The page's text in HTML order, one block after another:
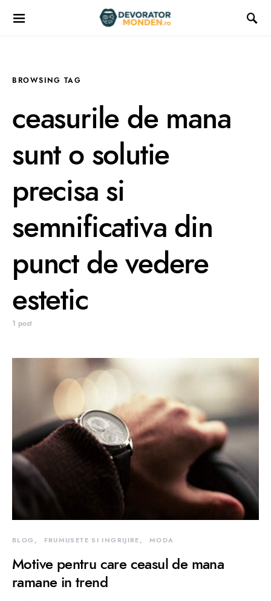
BROWSING TAG
ceasurile de mana
sunt o solutie
precisa si
semnificativa din
punct de vedere
estetic
1 post
BLOG FRUMUSETE SI INGRIJIRE MODA
Motive pentru care ceasul de mana
ramane in trend